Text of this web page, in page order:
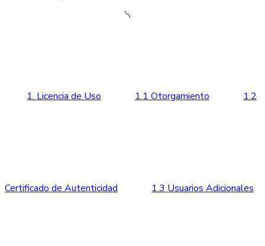
1. Licencia de Uso 1.1 Otorgamiento 1.2
Certificado de Autenticidad 1.3 Usuarios Adicionales